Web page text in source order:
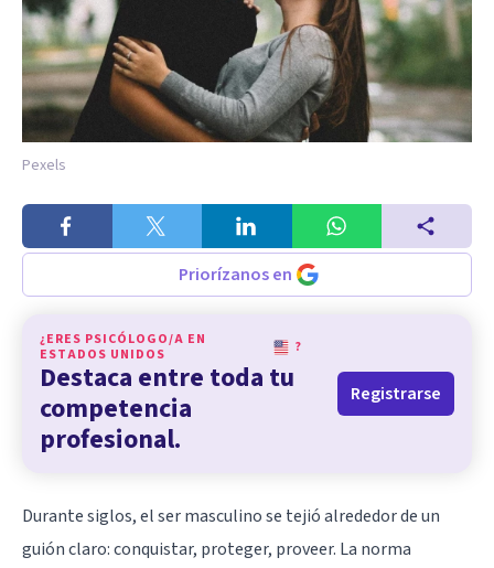
Pexels
Priorízanos en
¿ERES PSICÓLOGO/A EN
ESTADOS UNIDOS
?
Destaca entre toda tu
competencia
profesional.
Registrarse
Durante siglos, el ser masculino se tejió alrededor de un
guión claro: conquistar, proteger, proveer. La norma